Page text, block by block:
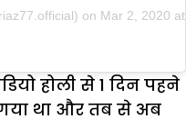
on Mar 2, 2020
होली से 1 दिन पहने
गया था और तब से अब